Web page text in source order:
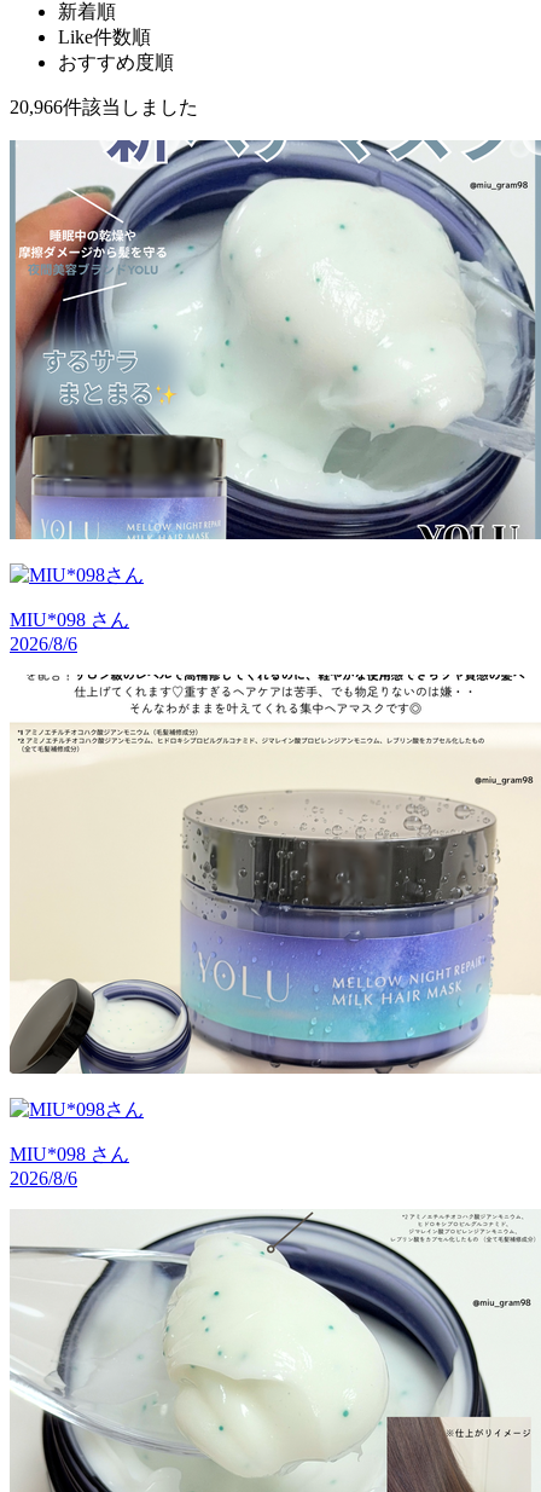
新着順
Like件数順
おすすめ度順
20,966件該当しました
MIU*098 さん
2026/8/6
MIU*098 さん
2026/8/6